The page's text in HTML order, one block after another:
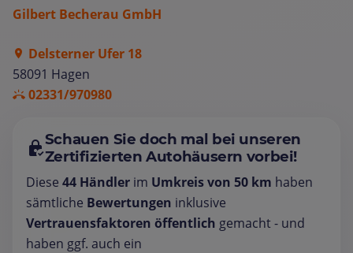
Gilbert Becherau GmbH
Delsterner Ufer 18
58091 Hagen
02331/970980
Schauen Sie doch mal bei unseren
Zertifizierten Autohäusern vorbei!
Diese 44 Händler im Umkreis von 50 km haben
sämtliche Bewertungen inklusive
Vertrauensfaktoren öffentlich gemacht - und
haben ggf. auch ein